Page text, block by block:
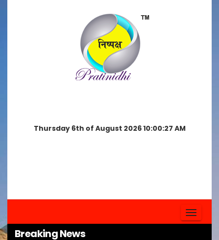
Thursday 6th of August 2026 10:00:27 AM
Toggle
Breaking News